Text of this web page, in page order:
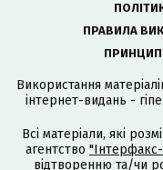
ПРАВИЛА
Використання
інтернет-видань -
Всі матеріали, які
агентство
відтворенню та/чи